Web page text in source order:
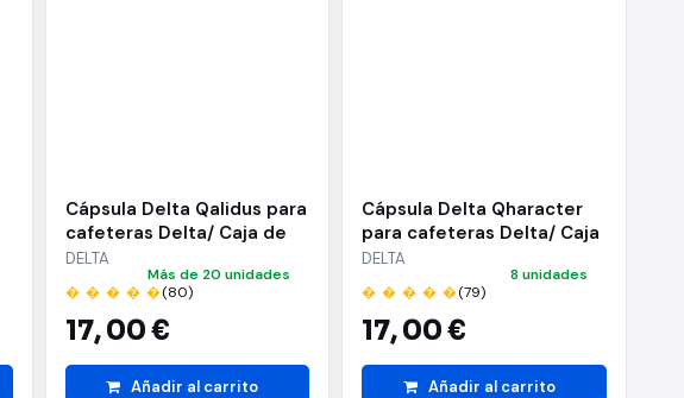
Cápsula Delta Qalidus para
cafeteras Delta/ Caja de
40
DELTA
� � � � �(80)
17,00 €
Más de 20 unidades
Añadir al carrito
Cápsula Delta Qharacter
para cafeteras Delta/ Caja
de 40
DELTA
� � � � �(79)
17,00 €
8 unidades
Añadir al carrito